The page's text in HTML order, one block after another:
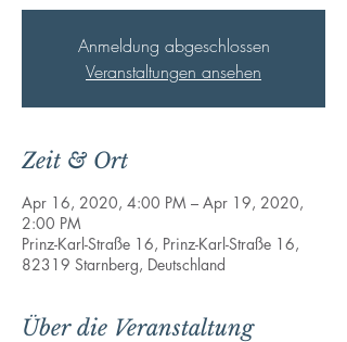
Anmeldung abgeschlossen
Veranstaltungen ansehen
Zeit & Ort
Apr 16, 2020, 4:00 PM – Apr 19, 2020,
2:00 PM
Prinz-Karl-Straße 16, Prinz-Karl-Straße 16,
82319 Starnberg, Deutschland
Über die Veranstaltung